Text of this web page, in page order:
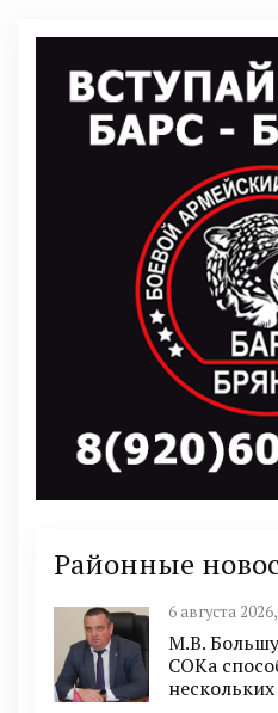
Районные
6 августа
М.В.
СОКа